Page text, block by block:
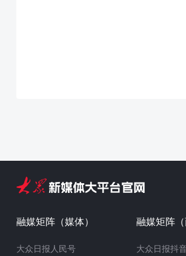
融媒矩阵（媒体）
大众日报人民号
融媒矩阵（
大众日报抖